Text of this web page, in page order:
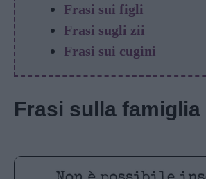
Frasi sui figli
Frasi sugli zii
Frasi sui cugini
Frasi sulla famiglia